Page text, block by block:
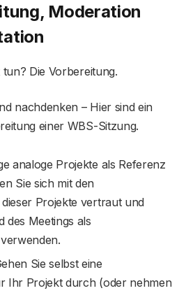
Moderation
Die Vorbereitung.
nachdenken – Hier sind ein
einer WBS-Sitzung.
analoge Projekte als Referenz
Sie sich mit den
Projekte vertraut und
des Meetings als
Sie selbst eine
Ihr Projekt durch (oder nehmen